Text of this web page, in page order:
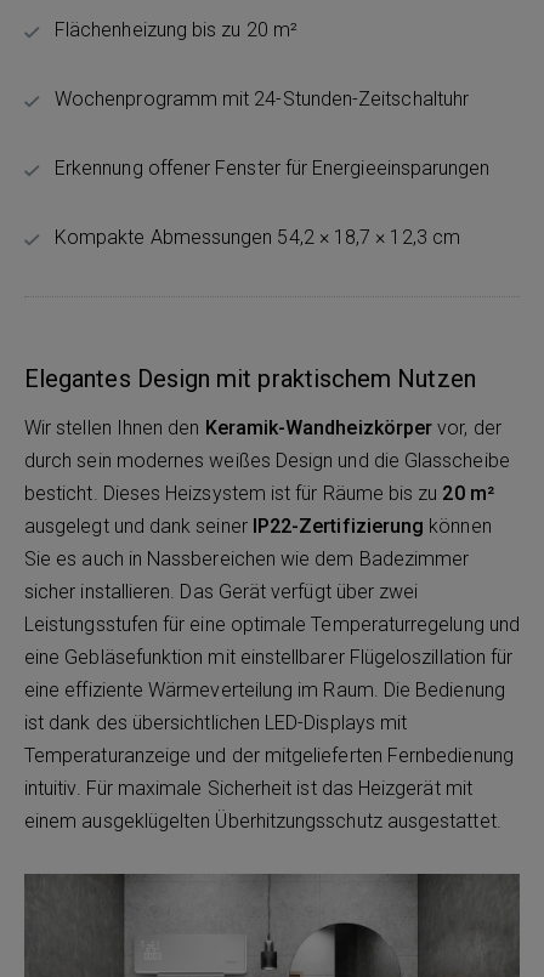
Flächenheizung bis zu 20 m²
Wochenprogramm mit 24-Stunden-Zeitschaltuhr
Erkennung offener Fenster für Energieeinsparungen
Kompakte Abmessungen 54,2 × 18,7 × 12,3 cm
Elegantes Design mit praktischem Nutzen
Wir stellen Ihnen den Keramik-Wandheizkörper vor, der
durch sein modernes weißes Design und die Glasscheibe
besticht. Dieses Heizsystem ist für Räume bis zu 20 m²
ausgelegt und dank seiner IP22-Zertifizierung können
Sie es auch in Nassbereichen wie dem Badezimmer
sicher installieren. Das Gerät verfügt über zwei
Leistungsstufen für eine optimale Temperaturregelung und
eine Gebläsefunktion mit einstellbarer Flügeloszillation für
eine effiziente Wärmeverteilung im Raum. Die Bedienung
ist dank des übersichtlichen LED-Displays mit
Temperaturanzeige und der mitgelieferten Fernbedienung
intuitiv. Für maximale Sicherheit ist das Heizgerät mit
einem ausgeklügelten Überhitzungsschutz ausgestattet.